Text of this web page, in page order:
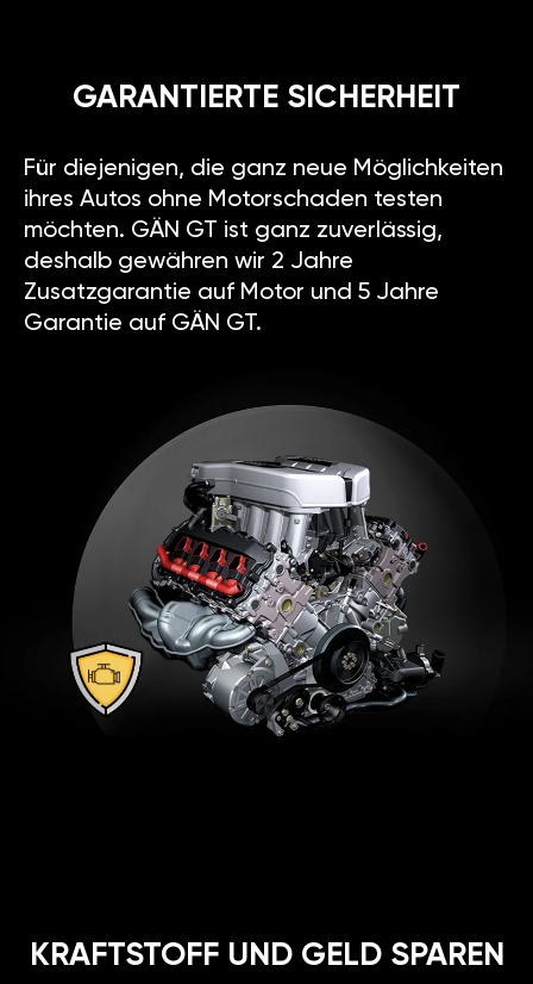
GARANTIERTE SICHERHEIT
Für diejenigen, die ganz neue Möglichkeiten
ihres Autos ohne Motorschaden testen
möchten. GÄN GT ist ganz zuverlässig,
deshalb gewähren wir 2 Jahre
Zusatzgarantie auf Motor und 5 Jahre
Garantie auf GÄN GT.
KRAFTSTOFF UND GELD SPAREN